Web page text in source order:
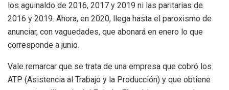
los aguinaldo de 2016, 2017 y 2019 ni las paritarias de
2016 y 2019. Ahora, en 2020, llega hasta el paroxismo de
anunciar, con vaguedades, que abonará en enero lo que
corresponde a junio.
Vale remarcar que se trata de una empresa que cobró los
ATP (Asistencia al Trabajo y la Producción) y que obtiene